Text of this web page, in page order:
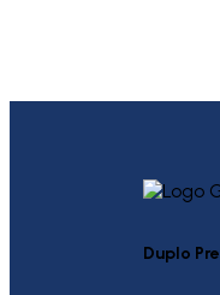
Duplo